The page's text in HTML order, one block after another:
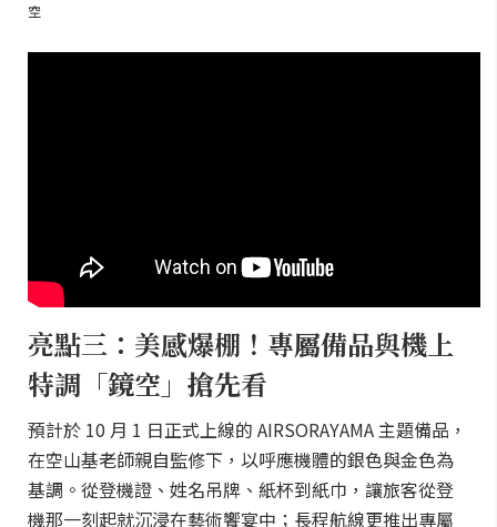
空
亮點三：美感爆棚！專屬備品與機上
特調「鏡空」搶先看
預計於 10 月 1 日正式上線的 AIRSORAYAMA 主題備品，
在空山基老師親自監修下，以呼應機體的銀色與金色為
基調。從登機證、姓名吊牌、紙杯到紙巾，讓旅客從登
機那一刻起就沉浸在藝術饗宴中；長程航線更推出專屬